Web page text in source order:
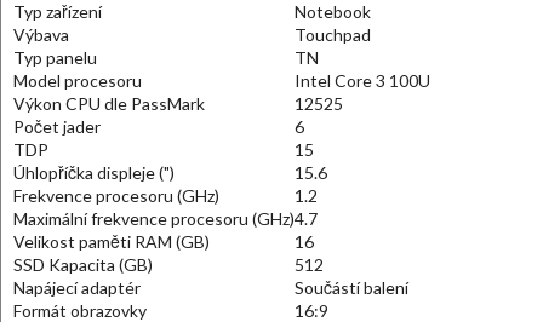
Typ zařízení
Notebook
Výbava
Touchpad
Typ panelu
TN
Model procesoru
Intel Core 3 100U
Výkon CPU dle PassMark
12525
Počet jader
6
TDP
15
Úhlopříčka displeje (")
15.6
Frekvence procesoru (GHz)
1.2
Maximální frekvence procesoru (GHz)4.7
Velikost paměti RAM (GB)
16
SSD Kapacita (GB)
512
Napájecí adaptér
Součástí balení
Formát obrazovky
16:9